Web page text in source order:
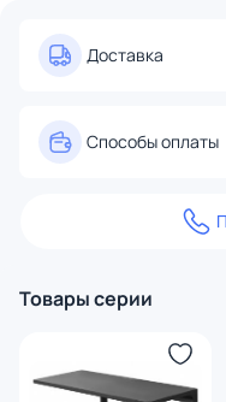
Доставка
Способы оплаты
Товары серии